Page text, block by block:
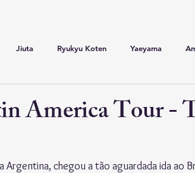
Jiuta Ryukyu Koten Yaeyama
America Tour -
chegou a tão aguardada ida ao